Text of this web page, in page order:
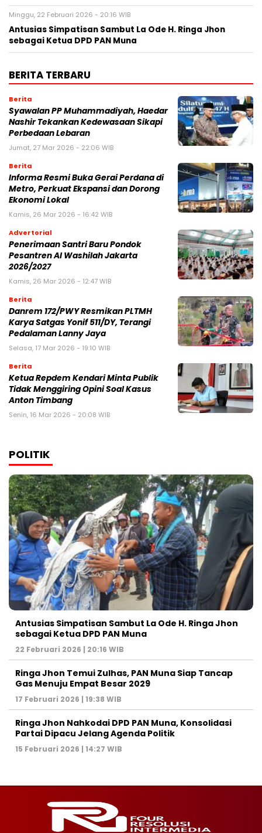
Minggu, 22 Februari 2026 - 20:16 WIB
Antusias Simpatisan Sambut La Ode H. Ringa Jhon
sebagai Ketua DPD PAN Muna
BERITA TERBARU
Berita
Syawalan PP Muhammadiyah, Haedar
Nashir Tekankan Kedewasaan Sikapi
Perbedaan Lebaran
Jumat, 27 Mar 2026 - 22:06 WIB
Berita
Informa Resmi Buka Gerai Perdana di
Metro, Perkuat Ekspansi dan Dorong
Ekonomi Lokal
Kamis, 26 Mar 2026 - 16:42 WIB
Advertorial
Penerimaan Santri Baru Pondok
Pesantren Al Washilah Jakarta
2026/2027
Kamis, 26 Mar 2026 - 12:47 WIB
Berita
Danrem 172/PWY Resmikan PLTMH
Karya Satgas Yonif 511/DY, Terangi
Pedalaman Lanny Jaya
Selasa, 17 Mar 2026 - 19:10 WIB
Berita
Ketua Repdem Kendari Minta Publik
Tidak Menggiring Opini Soal Kasus
Anton Timbang
Senin, 16 Mar 2026 - 20:08 WIB
POLITIK
Antusias Simpatisan Sambut La Ode H. Ringa Jhon
sebagai Ketua DPD PAN Muna
22 Februari 2026 | 20:16 WIB
Ringa Jhon Temui Zulhas, PAN Muna Siap Tancap
Gas Menuju Empat Besar 2029
17 Februari 2026 | 19:38 WIB
Ringa Jhon Nahkodai DPD PAN Muna, Konsolidasi
Partai Dipacu Jelang Agenda Politik
15 Februari 2026 | 14:27 WIB